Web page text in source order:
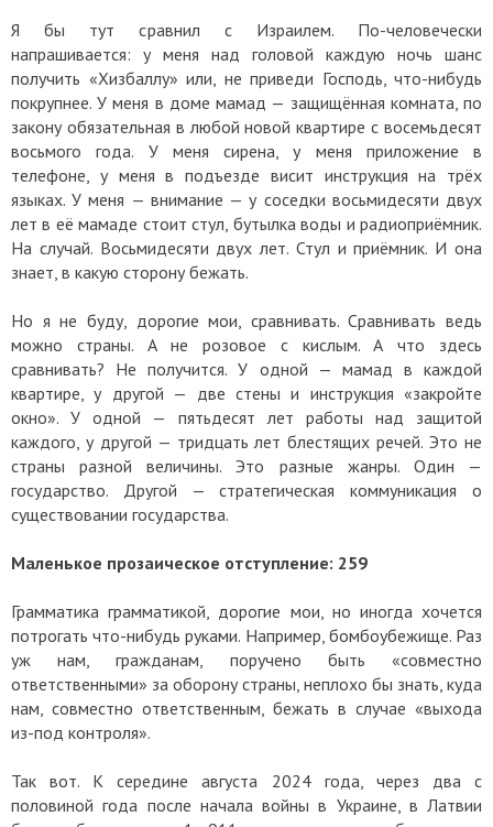
Я бы тут сравнил с Израилем. По-человечески
напрашивается: у меня над головой каждую ночь шанс
получить «Хизбаллу» или, не приведи Господь, что-нибудь
покрупнее. У меня в доме мамад — защищённая комната, по
закону обязательная в любой новой квартире с восемьдесят
восьмого года. У меня сирена, у меня приложение в
телефоне, у меня в подъезде висит инструкция на трёх
языках. У меня — внимание — у соседки восьмидесяти двух
лет в её мамаде стоит стул, бутылка воды и радиоприёмник.
На случай. Восьмидесяти двух лет. Стул и приёмник. И она
знает, в какую сторону бежать.
Но я не буду, дорогие мои, сравнивать. Сравнивать ведь
можно страны. А не розовое с кислым. А что здесь
сравнивать? Не получится. У одной — мамад в каждой
квартире, у другой — две стены и инструкция «закройте
окно». У одной — пятьдесят лет работы над защитой
каждого, у другой — тридцать лет блестящих речей. Это не
страны разной величины. Это разные жанры. Один —
государство. Другой — стратегическая коммуникация о
существовании государства.
Маленькое прозаическое отступление: 259
Грамматика грамматикой, дорогие мои, но иногда хочется
потрогать что-нибудь руками. Например, бомбоубежище. Раз
уж нам, гражданам, поручено быть «совместно
ответственными» за оборону страны, неплохо бы знать, куда
нам, совместно ответственным, бежать в случае «выхода
из-под контроля».
Так вот. К середине августа 2024 года, через два с
половиной года после начала войны в Украине, в Латвии